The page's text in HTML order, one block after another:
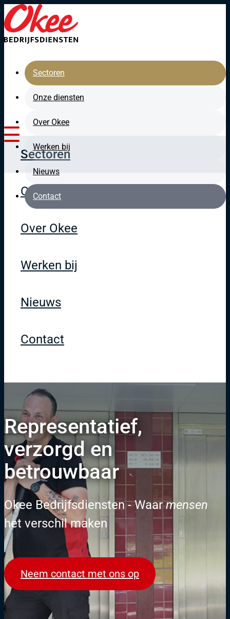
Direct naar de hoofdinhoud
Sectoren
Onze diensten
Over Okee
Werken bij
Nieuws
Contact
Sectoren
Onze diensten
Over Okee
Werken bij
Nieuws
Contact
Representatief,
verzorgd en
betrouwbaar
Okee Bedrijfsdiensten - Waarmensen
het verschil maken
Neem contact met ons op